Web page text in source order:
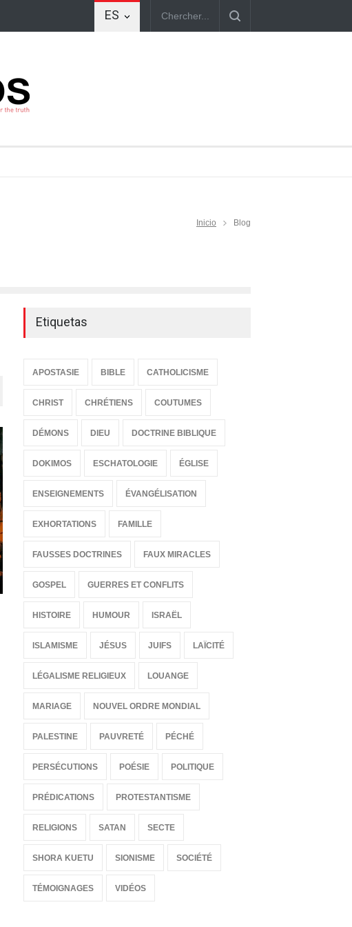
ES
Inicio Blog
Maneja la espada
30 de Octubre de 2016 a las 00:00
10 de Enero de 2016 a las 00:00
Etiquetas
APOSTASIE BIBLE CATHOLICISME
CHRIST CHRÉTIENS COUTUMES
DÉMONS DIEU DOCTRINE BIBLIQUE
DOKIMOS ESCHATOLOGIE ÉGLISE
ENSEIGNEMENTS ÉVANGÉLISATION
EXHORTATIONS FAMILLE
FAUSSES DOCTRINES FAUX MIRACLES
GOSPEL GUERRES ET CONFLITS
HISTOIRE HUMOUR ISRAËL
ISLAMISME JÉSUS JUIFS LAÏCITÉ
LÉGALISME RELIGIEUX LOUANGE
MARIAGE NOUVEL ORDRE MONDIAL
PALESTINE PAUVRETÉ PÉCHÉ
PERSÉCUTIONS POÉSIE POLITIQUE
PRÉDICATIONS PROTESTANTISME
RELIGIONS SATAN SECTE
SHORA KUETU SIONISME SOCIÉTÉ
TÉMOIGNAGES VIDÉOS